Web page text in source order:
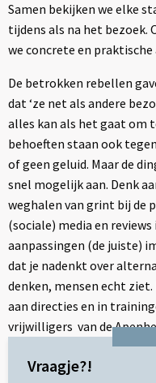
Samen bekijken we elke
tijdens als na het bezoek.
we concrete en praktische
De betrokken rebellen
dat ‘ze net als andere
alles kan als het gaat om
behoeften staan ook
of geen geluid. Maar de
snel mogelijk aan. Denk
weghalen van grint bij de
(sociale) media en
aanpassingen (de juiste)
dat je nadenkt over
denken, mensen echt
aan directies en in
vrijwilligers van de
Vraagje?!